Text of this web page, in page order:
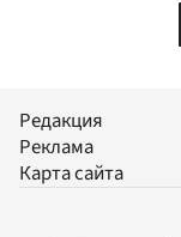
Редакция
Реклама
Карта сайта